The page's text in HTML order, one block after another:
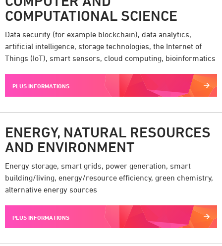
COMPUTATIONAL SCIENCE
Data security (for example blockchain), data analytics,
artificial intelligence, storage technologies, the Internet of
Things (IoT), smart sensors, cloud computing, bioinformatics
PLUS INFORMATIONS
ENERGY, NATURAL RESOURCES
AND ENVIRONMENT
Energy storage, smart grids, power generation, smart
building/living, energy/resource efficiency, green chemistry,
alternative energy sources
PLUS INFORMATIONS